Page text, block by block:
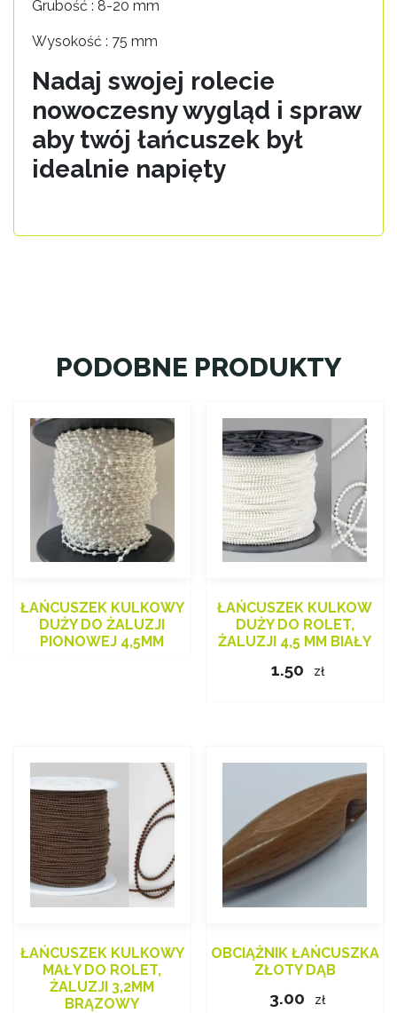
Grubość : 8-20 mm
Wysokość : 75 mm
Nadaj swojej rolecie
nowoczesny wygląd i spraw
aby twój łańcuszek był
idealnie napięty
PODOBNE PRODUKTY
ŁAŃCUSZEK KULKOWY
DUŻY DO ŻALUZJI
PIONOWEJ 4,5MM
ŁAŃCUSZEK KULKOW
DUŻY DO ROLET,
ŻALUZJI 4,5 MM BIAŁY
1.50 zł
ŁAŃCUSZEK KULKOWY
MAŁY DO ROLET,
ŻALUZJI 3,2MM
BRĄZOWY
OBCIĄŻNIK ŁAŃCUSZKA
ZŁOTY DĄB
3.00 zł